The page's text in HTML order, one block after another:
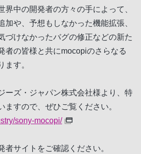
界中の開発者の方々の手によって、
加や、予想もしなかった機能拡張、
づけなかったバグの修正などの新た
者の皆様と共にmocopiのさらなる
ます。
ーズ・ジャパン株式会社様より、特
ますので、ぜひご覧ください。
sony-mocopi/
者サイトをご確認ください。